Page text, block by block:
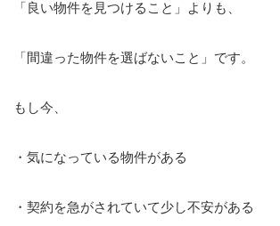
「良い物件を見つけること」よりも、
「間違った物件を選ばないこと」です。
もし今、
・気になっている物件がある
・契約を急がされていて少し不安がある